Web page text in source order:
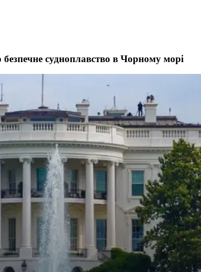
судноплавство в Чорному морі